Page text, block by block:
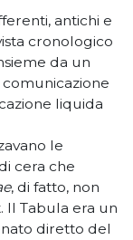
antichi e
cronologico
da un
liquida
le
cera che
, di fatto, non
Il Tabula era un
diretto del